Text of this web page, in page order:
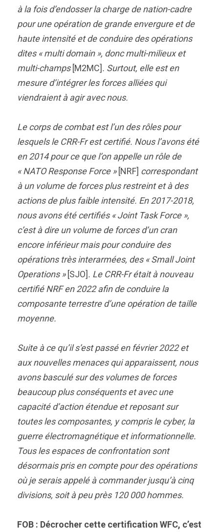
à la fois d’endosser la charge de nation-cadre
pour une opération de grande envergure et de
haute intensité et de conduire des opérations
dites « multi domain », donc multi-milieux et
multi-champs [M2MC]. Surtout, elle est en
mesure d’intégrer les forces alliées qui
viendraient à agir avec nous.
Le corps de combat est l’un des rôles pour
lesquels le CRR-Fr est certifié. Nous l’avons été
en 2014 pour ce que l’on appelle un rôle de
« NATO Response Force » [NRF] correspondant
à un volume de forces plus restreint et à des
actions de plus faible intensité. En 2017-2018,
nous avons été certifiés « Joint Task Force »,
c’est à dire un volume de forces d’un cran
encore inférieur mais pour conduire des
opérations très interarmées, des « Small Joint
Operations » [SJO]. Le CRR-Fr était à nouveau
certifié NRF en 2022 afin de conduire la
composante terrestre d’une opération de taille
moyenne.
Suite à ce qu’il s’est passé en février 2022 et
aux nouvelles menaces qui apparaissent, nous
avons basculé sur des volumes de forces
beaucoup plus conséquents et avec une
capacité d’action étendue et reposant sur
toutes les composantes, y compris le cyber, la
guerre électromagnétique et informationnelle.
Tous les espaces de confrontation sont
désormais pris en compte pour des opérations
où je serais appelé à commander jusqu’à cinq
divisions, soit à peu près 120 000 hommes.
FOB : Décrocher cette certification WFC, c’est